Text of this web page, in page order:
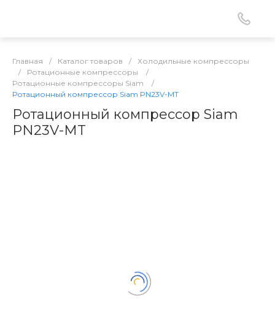
Главная / Каталог товаров /
Холодильные компрессоры
/
Ротационные компрессоры
/
Ротационные компрессоры Siam
/
Ротационный компрессор Siam PN23V-MT
Ротационный компрессор Siam
PN23V-MT